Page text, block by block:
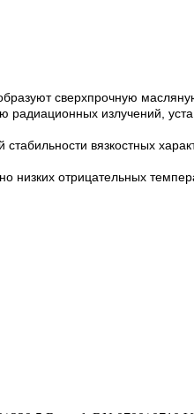
сверхпрочную
излучений,
вязкостных
низких отрицательных